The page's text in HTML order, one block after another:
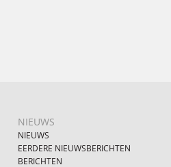
NIEUWS
NIEUWS
EERDERE NIEUWSBERICHTEN
BERICHTEN